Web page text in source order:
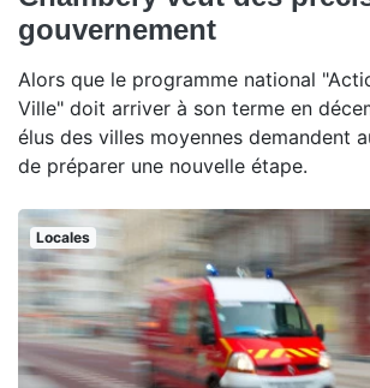
gouvernement
Alors que le programme national
Ville" doit arriver à son terme en
élus des villes moyennes demandent
de préparer une nouvelle étape.
Locales